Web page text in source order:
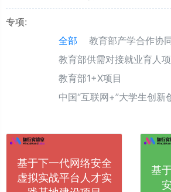
专项:
全部
教育部产学合作协
教育部供需对接就业育人
教育部1+X项目
中国“互联网+”大学生创新
基于下一代网络安全
虚拟实战平台人才实
基